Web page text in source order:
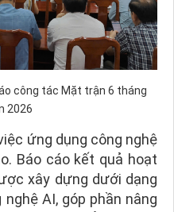
công tác Mặt trận 6 tháng
2026
ứng dụng công nghệ
Báo cáo kết quả hoạt
xây dựng dưới dạng
AI, góp phần nâng